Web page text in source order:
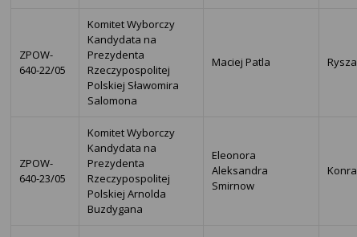
ZPOW-
640-22/05
Komitet Wyborczy
Kandydata na
Prezydenta
Rzeczypospolitej
Polskiej Sławomira
Salomona
Maciej Patla
ZPOW-
640-23/05
Komitet Wyborczy
Kandydata na
Prezydenta
Rzeczypospolitej
Polskiej Arnolda
Buzdygana
Eleonora
Aleksandra
Smirnow